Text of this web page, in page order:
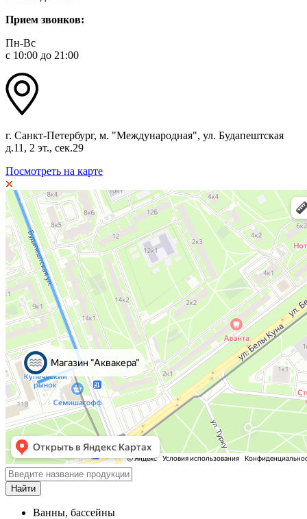
Прием звонков:
Пн-Вс
с 10:00 до 21:00
г. Санкт-Петербург, м. "Международная", ул. Будапештская
д.11, 2 эт., сек.29
Посмотреть на карте
Ванны, бассейны